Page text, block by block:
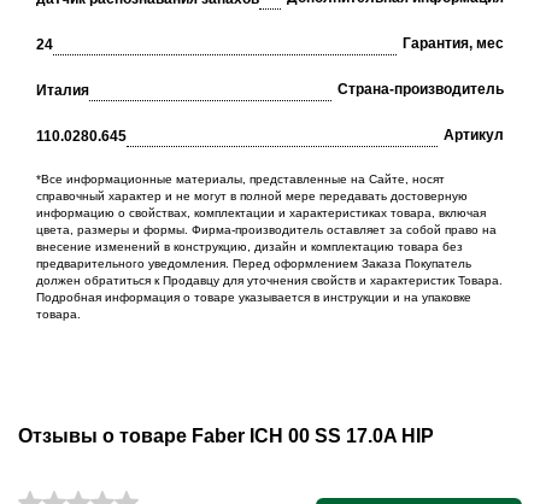
24 Гарантия, мес
Италия Cтрана-производитель
110.0280.645 Артикул
*Все информационные материалы, представленные на Сайте, носят
справочный характер и не могут в полной мере передавать достоверную
информацию о свойствах, комплектации и характеристиках товара, включая
цвета, размеры и формы. Фирма-производитель оставляет за собой право на
внесение изменений в конструкцию, дизайн и комплектацию товара без
предварительного уведомления. Перед оформлением Заказа Покупатель
должен обратиться к Продавцу для уточнения свойств и характеристик Товара.
Подробная информация о товаре указывается в инструкции и на упаковке
товара.
Отзывы о товаре Faber ICH 00 SS 17.0A HIP